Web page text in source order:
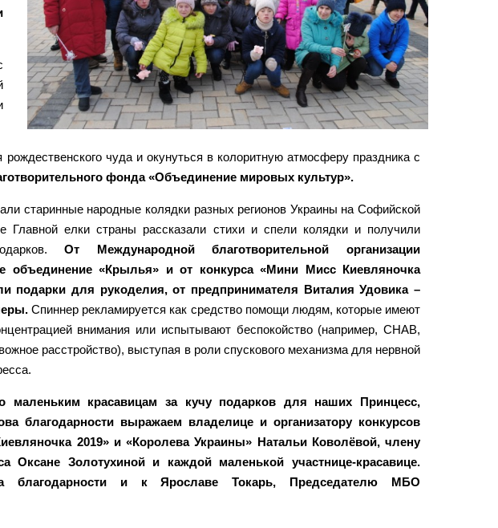
чуда и окунуться в колоритную атмосферу праздника с
фонда «Объединение мировых культур».
старинные народные колядки разных регионов Украины на Софийской
Главной елки страны рассказали стихи и спели колядки и получили
От Международной благотворительной организации
объединение «Крылья» и от конкурса «Мини Мисс Киевляночка
подарки для рукоделия, от предпринимателя Виталия Удовика –
Спиннер рекламируется как средство помощи людям, которые имеют
внимания или испытывают беспокойство (например, СНАВ,
расстройство), выступая в роли спускового механизма для нервной
маленьким красавицам за кучу подарков для наших Принцесс,
благодарности выражаем владелице и организатору конкурсов
2019» и «Королева Украины» Натальи Коволёвой, члену
Оксане Золотухиной и каждой маленькой участнице-красавице.
благодарности и к Ярославе Токарь, Председателю МБО